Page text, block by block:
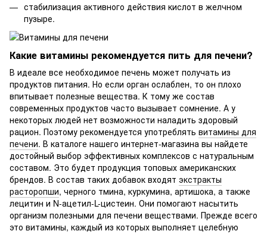
стабилизация активного действия кислот в желчном
пузыре.
Какие витамины рекомендуется пить для печени?
В идеале все необходимое печень может получать из
продуктов питания. Но если орган ослаблен, то он плохо
впитывает полезные вещества. К тому же состав
современных продуктов часто вызывает сомнение. А у
некоторых людей нет возможности наладить здоровый
рацион. Поэтому рекомендуется употреблять витамины для
печени. В каталоге нашего интернет-магазина вы найдете
достойный выбор эффективных комплексов с натуральным
составом. Это будет продукция топовых американских
брендов. В состав таких добавок входят экстракты
расторопши, черного тмина, куркумина, артишока, а также
лецитин и N-ацетил-L-цистеин. Они помогают насытить
организм полезными для печени веществами. Прежде всего
это витамины, каждый из которых выполняет целебную